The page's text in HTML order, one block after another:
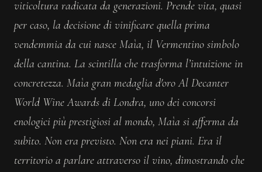
viticoltura radicata da generazioni. Prende vita, quasi
per caso, la decisione di vinificare quella prima
vendemmia da cui nasce Maìa, il Vermentino simbolo
della cantina. La scintilla che trasforma l’intuizione in
concretezza. Maìa gran medaglia d′oro Al Decanter
World Wine Awards di Londra, uno dei concorsi
enologici più prestigiosi al mondo, Maìa si afferma da
subito. Non era previsto. Non era nei piani. Era il
territorio a parlare attraverso il vino, dimostrando che